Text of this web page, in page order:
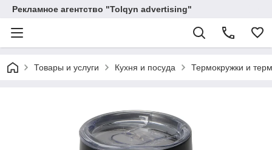
Рекламное агентство "Tolqyn advertising"
Товары и услуги Кухня и посуда Термокружки и